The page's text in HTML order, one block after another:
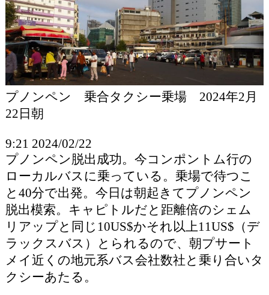
プノンペン 乗合タクシー乗場 2024年2月
22日朝
9:21 2024/02/22
プノンペン脱出成功。今コンポントム行の
ローカルバスに乗っている。乗場で待つこ
と40分で出発。今日は朝起きてプノンペン
脱出模索。キャピトルだと距離倍のシェム
リアップと同じ10US$かそれ以上11US$（デ
ラックスバス）とられるので、朝プサート
メイ近くの地元系バス会社数社と乗り合いタ
クシーあたる。